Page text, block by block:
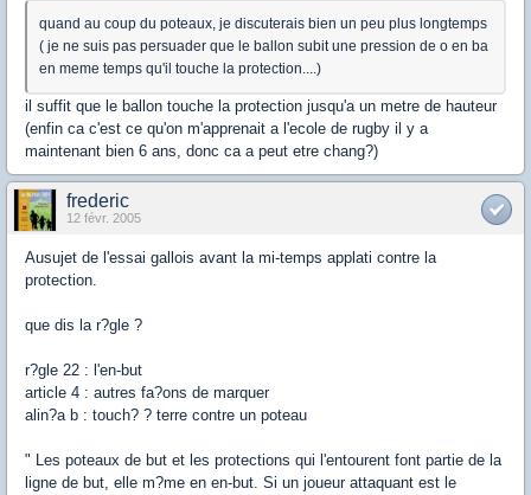
quand au coup du poteaux, je discuterais bien un peu plus longtemps
( je ne suis pas persuader que le ballon subit une pression de o en ba
en meme temps qu'il touche la protection....)
il suffit que le ballon touche la protection jusqu'a un metre de hauteur
(enfin ca c'est ce qu'on m'apprenait a l'ecole de rugby il y a
maintenant bien 6 ans, donc ca a peut etre chang?)
frederic
12 févr. 2005
Ausujet de l'essai gallois avant la mi-temps applati contre la
protection.
que dis la r?gle ?
r?gle 22 : l'en-but
article 4 : autres fa?ons de marquer
alin?a b : touch? ? terre contre un poteau
" Les poteaux de but et les protections qui l'entourent font partie de la
ligne de but, elle m?me en en-but. Si un joueur attaquant est le